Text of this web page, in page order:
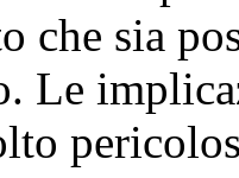
che sia
Le